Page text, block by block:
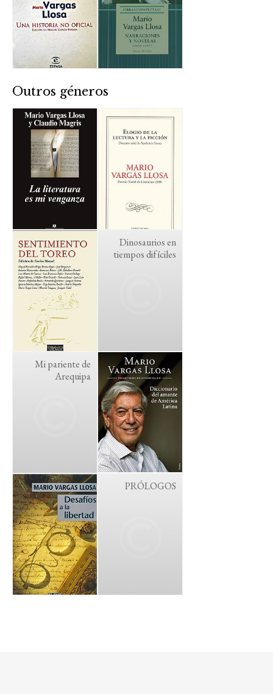
Outros géneros
Dinosaurios en
tiempos difíciles
Mi pariente de
Arequipa
PRÓLOGOS